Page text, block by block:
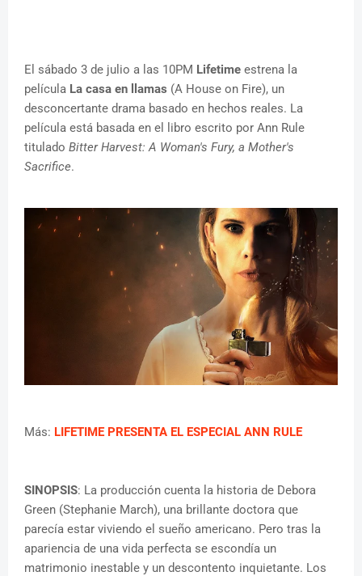
El sábado 3 de julio a las 10PM Lifetime estrena la
película La casa en llamas (A House on Fire), un
desconcertante drama basado en hechos reales. La
película está basada en el libro escrito por Ann Rule
titulado Bitter Harvest: A Woman's Fury, a Mother's
Sacrifice.
Más: LIFETIME PRESENTA EL ESPECIAL ANN RULE
SINOPSIS: La producción cuenta la historia de Debora
Green (Stephanie March), una brillante doctora que
parecía estar viviendo el sueño americano. Pero tras la
apariencia de una vida perfecta se escondía un
matrimonio inestable y un descontento inquietante. Los